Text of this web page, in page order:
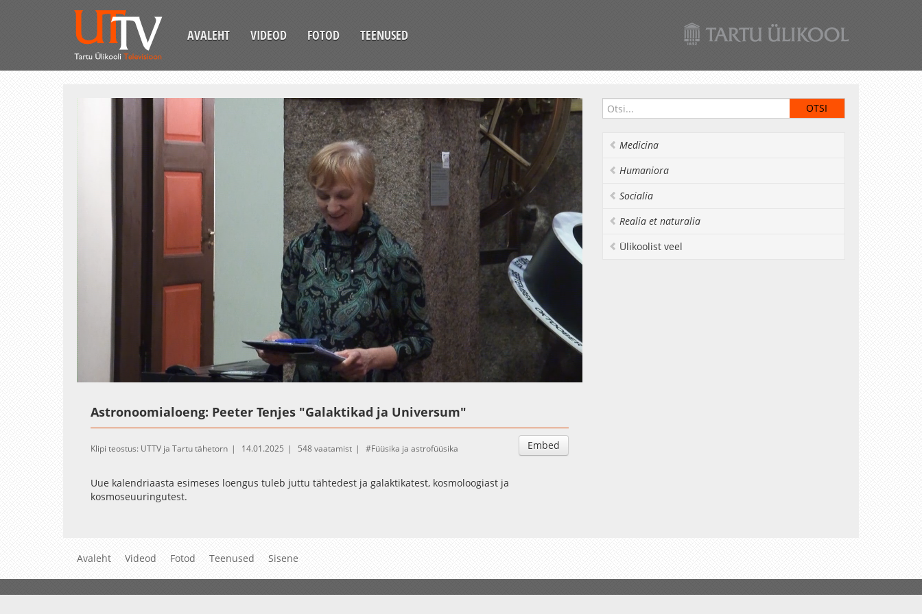
AVALEHT VIDEOD FOTOD TEENUSED
UnmuteLoaded Esituskiirused
Astronoomialoeng: Peeter Tenjes "Galaktikad ja Universum"
Embed
Klipi teostus: UTTV ja Tartu tähetorn 14.01.2025 548 vaatamist Füüsika ja astrofüüsika
Uue kalendriaasta esimeses loengus tuleb juttu tähtedest ja galaktikatest, kosmoloogiast ja
kosmoseuuringutest.
Medicina
Humaniora
Socialia
Realia et naturalia
Ülikoolist veel
Avaleht Videod Fotod Teenused Sisene